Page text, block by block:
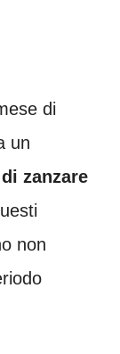
di
un
zanzare
non